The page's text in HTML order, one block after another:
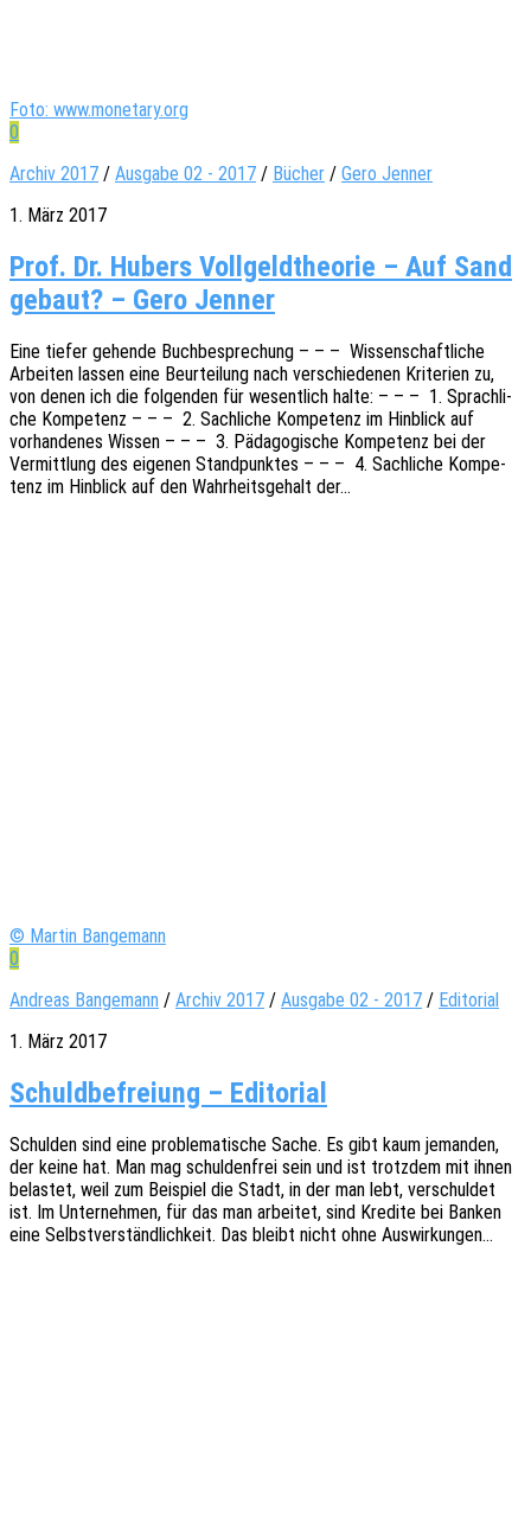
Foto: www.monetary.org
0
Archiv 2017 / Ausgabe 02 - 2017 / Bücher / Gero Jenner
1. März 2017
Prof. Dr. Hubers Vollgeldtheorie – Auf Sand
gebaut? – Gero Jenner
Eine tiefer gehen­de Buch­be­spre­chung – – – Wissen­schaft­li­che
Arbei­ten lassen eine Beur­tei­lung nach verschie­de­nen Krite­ri­en zu,
von denen ich die folgen­den für wesent­lich halte: – – – 1. Sprach­li­
che Kompe­tenz – – – 2. Sach­li­che Kompe­tenz im Hinblick auf
vorhan­de­nes Wissen – – – 3. Pädago­gi­sche Kompe­tenz bei der
Vermitt­lung des eige­nen Stand­punk­tes – – – 4. Sach­li­che Kompe­
tenz im Hinblick auf den Wahr­heits­ge­halt der…
© Martin Bangemann
0
Andreas Bangemann / Archiv 2017 / Ausgabe 02 - 2017 / Editorial
1. März 2017
Schuldbefreiung – Editorial
Schul­den sind eine proble­ma­ti­sche Sache. Es gibt kaum jeman­den,
der keine hat. Man mag schul­den­frei sein und ist trotz­dem mit ihnen
belas­tet, weil zum Beispiel die Stadt, in der man lebt, verschul­det
ist. Im Unter­neh­men, für das man arbei­tet, sind Kredi­te bei Banken
eine Selbst­ver­ständ­lich­keit. Das bleibt nicht ohne Auswirkungen…